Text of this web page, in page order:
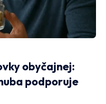
obyčajnej:
podporuje